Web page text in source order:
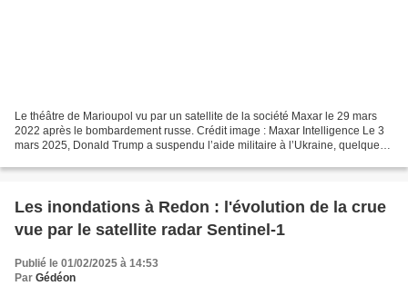
Le théâtre de Marioupol vu par un satellite de la société Maxar le 29 mars
2022 après le bombardement russe. Crédit image : Maxar Intelligence Le 3
mars 2025, Donald Trump a suspendu l’aide militaire à l’Ukraine, quelques
Les inondations à Redon : l'évolution de la crue
vue par le satellite radar Sentinel-1
Publié le 01/02/2025 à 14:53
Par Gédéon